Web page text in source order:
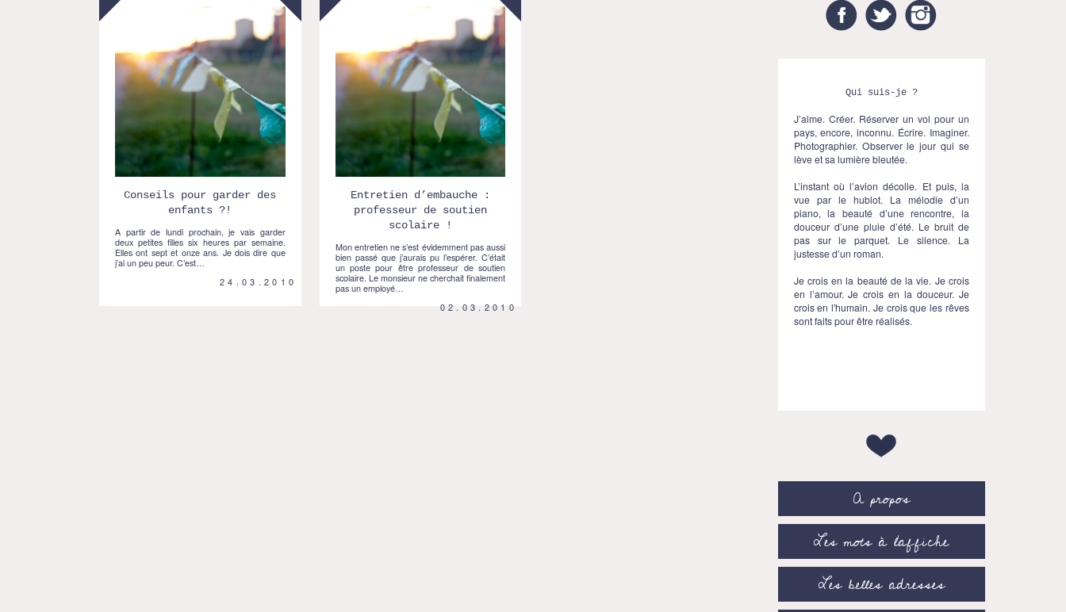
Conseils pour garder des
enfants ?!
A partir de lundi prochain, je vais garder
deux petites filles six heures par semaine.
Elles ont sept et onze ans. Je dois dire que
j’ai un peu peur. C’est…
24.03.2010
Entretien d’embauche :
professeur de soutien
scolaire !
Mon entretien ne s’est évidemment pas aussi
bien passé que j’aurais pu l’espérer. C’était
un poste pour être professeur de soutien
scolaire. Le monsieur ne cherchait finalement
pas un employé…
02.03.2010
FacebookTwitter
Qui suis-je ?
J’aime. Créer. Réserver un vol pour un
pays, encore, inconnu. Écrire. Imaginer.
Photographier. Observer le jour qui se
lève et sa lumière bleutée.
L’instant où l’avion décolle. Et puis, la
vue par le hublot. La mélodie d’un
piano, la beauté d’une rencontre, la
douceur d’une pluie d’été. Le bruit de
pas sur le parquet. Le silence. La
justesse d’un roman.
Je crois en la beauté de la vie. Je crois
en l’amour. Je crois en la douceur. Je
crois en l'humain. Je crois que les rêves
sont faits pour être réalisés.
A propos
Les mots à l’affiche
Les belles adresses